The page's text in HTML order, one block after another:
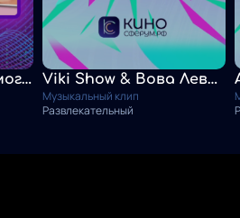
Эмилия Алиева. Я могу быть разной Viki Show & Вова Левченко. Гармония
Музыкальный клип
Развлекательный